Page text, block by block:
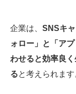
企業は、 SNSキ
ォロー」と「ア
わせると効率良
ると考えられます